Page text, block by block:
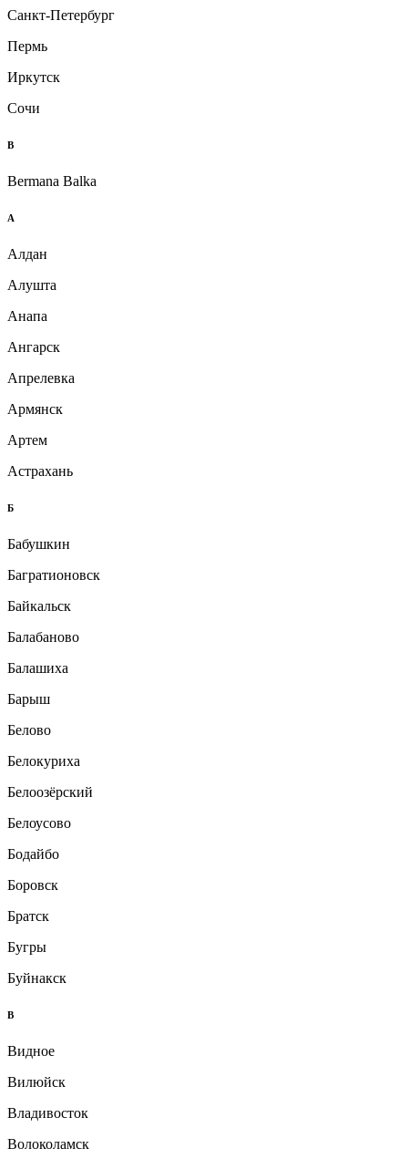
Санкт-Петербург
Пермь
Иркутск
Сочи
B
Bermana Balka
А
Алдан
Алушта
Анапа
Ангарск
Апрелевка
Армянск
Артем
Астрахань
Б
Бабушкин
Багратионовск
Байкальск
Балабаново
Балашиха
Барыш
Белово
Белокуриха
Белоозёрский
Белоусово
Бодайбо
Боровск
Братск
Бугры
Буйнакск
В
Видное
Вилюйск
Владивосток
Волоколамск